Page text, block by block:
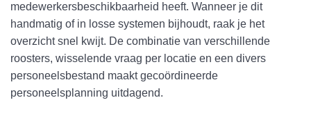
medewerkersbeschikbaarheid heeft. Wanneer je dit
handmatig of in losse systemen bijhoudt, raak je het
overzicht snel kwijt. De combinatie van verschillende
roosters, wisselende vraag per locatie en een divers
personeelsbestand maakt gecoördineerde
personeelsplanning uitdagend.